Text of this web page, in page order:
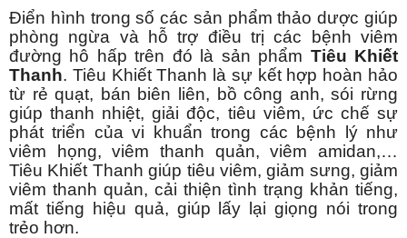
Điển hình trong số các sản phẩm thảo dược giúp
phòng ngừa và hỗ trợ điều trị các bệnh viêm
đường hô hấp trên đó là sản phẩm Tiêu Khiết
Thanh. Tiêu Khiết Thanh là sự kết hợp hoàn hảo
từ rẻ quạt, bán biên liên, bồ công anh, sói rừng
giúp thanh nhiệt, giải độc, tiêu viêm, ức chế sự
phát triển của vi khuẩn trong các bệnh lý như
viêm họng, viêm thanh quản, viêm amidan,…
Tiêu Khiết Thanh giúp tiêu viêm, giảm sưng, giảm
viêm thanh quản, cải thiện tình trạng khản tiếng,
mất tiếng hiệu quả, giúp lấy lại giọng nói trong
trẻo hơn.